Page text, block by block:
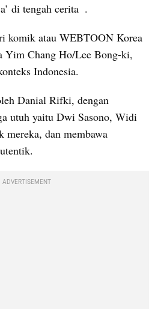
di tengah cerita  .
komik atau WEBTOON Korea
Yim Chang Ho/Lee Bong-ki,
Indonesia.
Danial Rifki, dengan
utuh yaitu Dwi Sasono, Widi
mereka, dan membawa
ADVERTISEMENT